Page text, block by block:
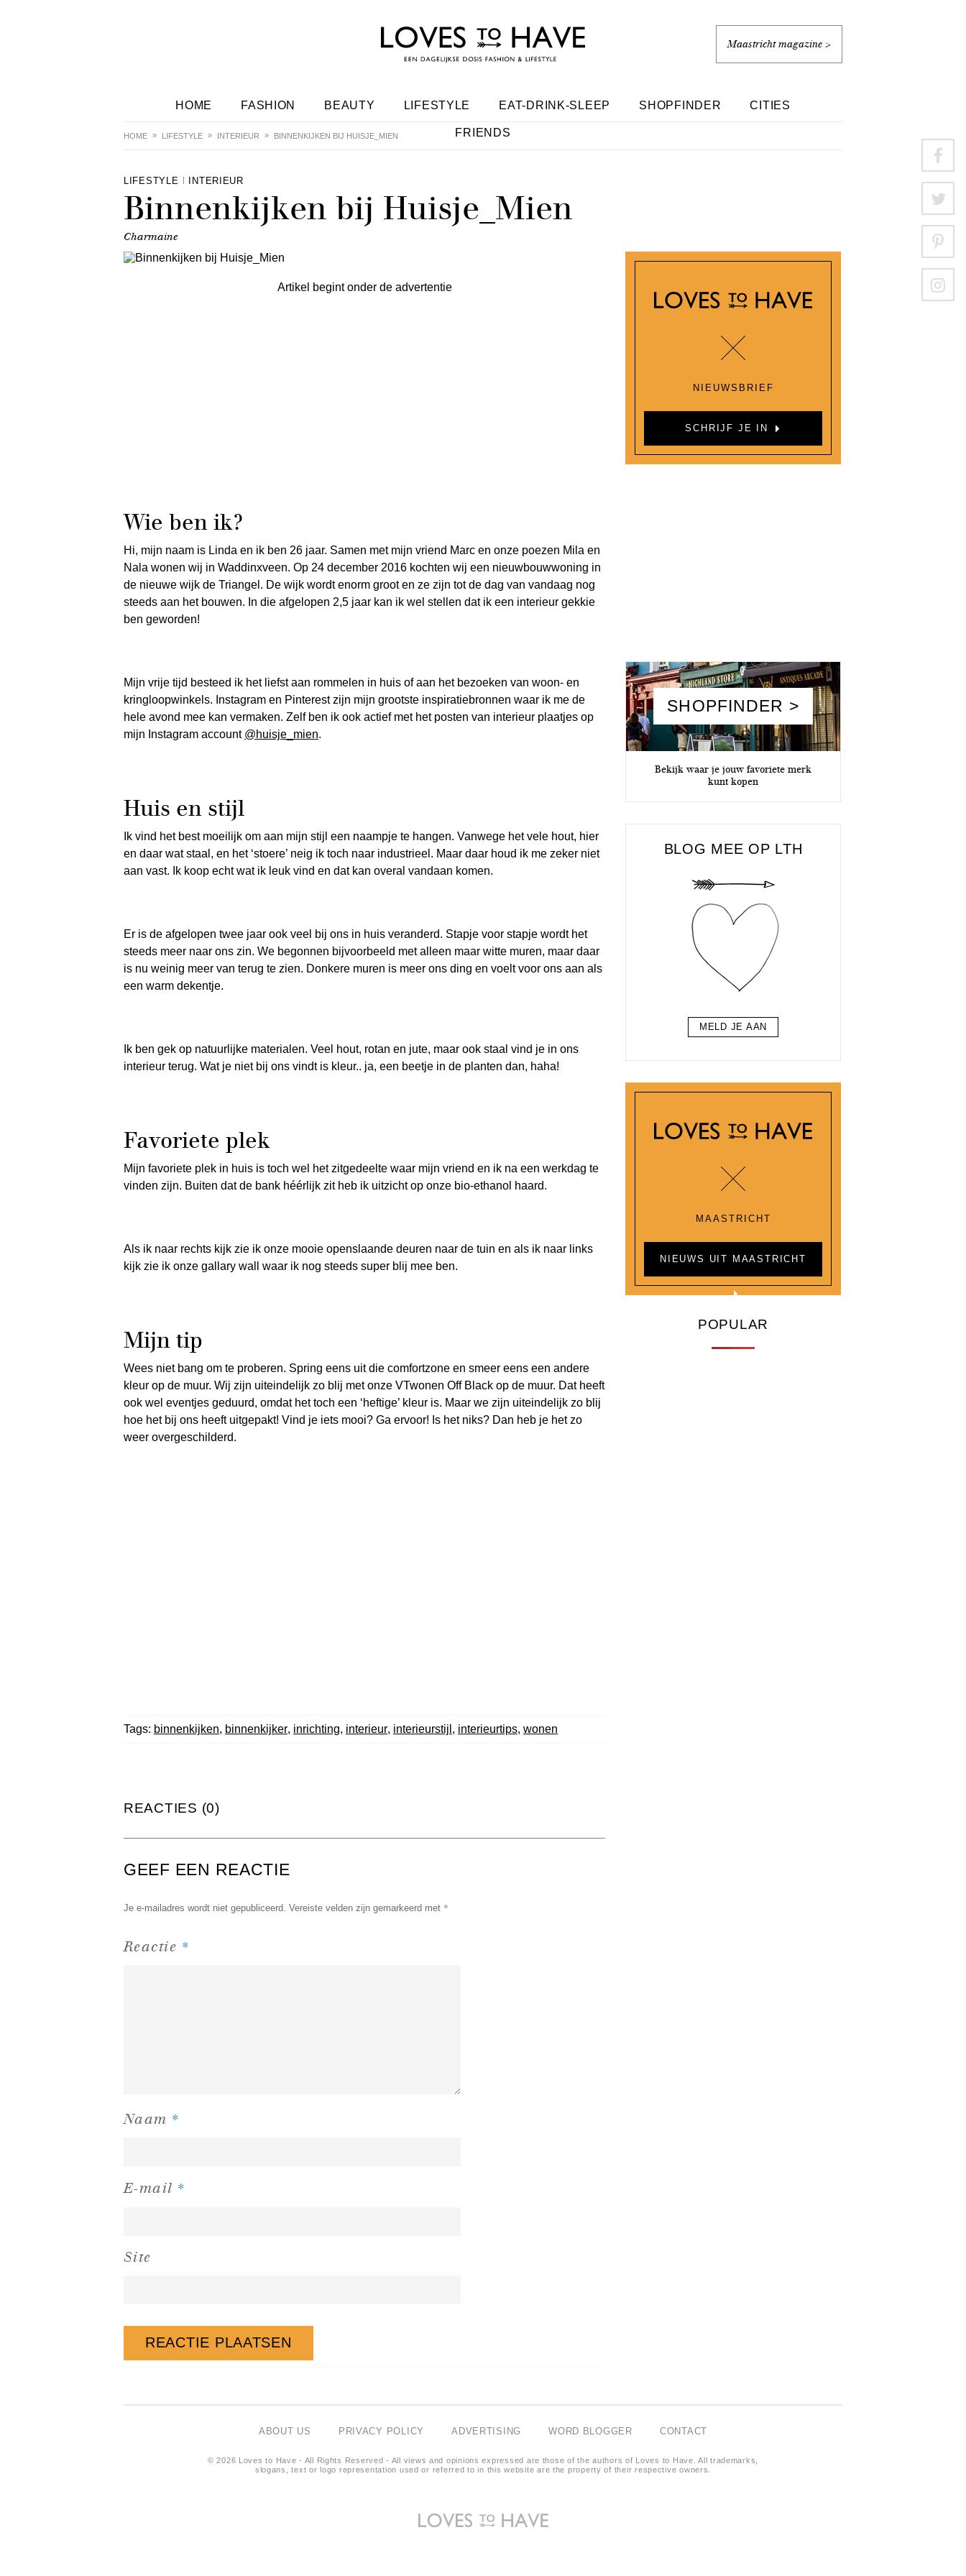
Maastricht magazine >
HOME FASHION BEAUTY LIFESTYLE EAT-DRINK-SLEEP SHOPFINDER CITIES
FRIENDS
HOME LIFESTYLE INTERIEUR BINNENKIJKEN BIJ HUISJE_MIEN
LIFESTYLE INTERIEUR
Binnenkijken bij Huisje_Mien
Charmaine
Artikel begint onder de advertentie
Wie ben ik?
Hi, mijn naam is Linda en ik ben 26 jaar. Samen met mijn vriend Marc en onze poezen Mila en
Nala wonen wij in Waddinxveen. Op 24 december 2016 kochten wij een nieuwbouwwoning in
de nieuwe wijk de Triangel. De wijk wordt enorm groot en ze zijn tot de dag van vandaag nog
steeds aan het bouwen. In die afgelopen 2,5 jaar kan ik wel stellen dat ik een interieur gekkie
ben geworden!
Mijn vrije tijd besteed ik het liefst aan rommelen in huis of aan het bezoeken van woon- en
kringloopwinkels. Instagram en Pinterest zijn mijn grootste inspiratiebronnen waar ik me de
hele avond mee kan vermaken. Zelf ben ik ook actief met het posten van interieur plaatjes op
mijn Instagram account @huisje_mien.
Huis en stijl
Ik vind het best moeilijk om aan mijn stijl een naampje te hangen. Vanwege het vele hout, hier
en daar wat staal, en het ‘stoere’ neig ik toch naar industrieel. Maar daar houd ik me zeker niet
aan vast. Ik koop echt wat ik leuk vind en dat kan overal vandaan komen.
Er is de afgelopen twee jaar ook veel bij ons in huis veranderd. Stapje voor stapje wordt het
steeds meer naar ons zin. We begonnen bijvoorbeeld met alleen maar witte muren, maar daar
is nu weinig meer van terug te zien. Donkere muren is meer ons ding en voelt voor ons aan als
een warm dekentje.
Ik ben gek op natuurlijke materialen. Veel hout, rotan en jute, maar ook staal vind je in ons
interieur terug. Wat je niet bij ons vindt is kleur.. ja, een beetje in de planten dan, haha!
Favoriete plek
Mijn favoriete plek in huis is toch wel het zitgedeelte waar mijn vriend en ik na een werkdag te
vinden zijn. Buiten dat de bank héérlijk zit heb ik uitzicht op onze bio-ethanol haard.
Als ik naar rechts kijk zie ik onze mooie openslaande deuren naar de tuin en als ik naar links
kijk zie ik onze gallary wall waar ik nog steeds super blij mee ben.
Mijn tip
Wees niet bang om te proberen. Spring eens uit die comfortzone en smeer eens een andere
kleur op de muur. Wij zijn uiteindelijk zo blij met onze VTwonen Off Black op de muur. Dat heeft
ook wel eventjes geduurd, omdat het toch een ‘heftige’ kleur is. Maar we zijn uiteindelijk zo blij
hoe het bij ons heeft uitgepakt! Vind je iets mooi? Ga ervoor! Is het niks? Dan heb je het zo
weer overgeschilderd.
Tags: binnenkijken, binnenkijker, inrichting, interieur, interieurstijl , interieurtips, wonen
REACTIES (0)
GEEF EEN REACTIE
Je e-mailadres wordt niet gepubliceerd. Vereiste velden zijn gemarkeerd met *
Reactie *
Naam *
E-mail *
Site
NIEUWSBRIEF
SCHRIJF JE IN
SHOPFINDER >
Bekijk waar je jouw favoriete merk
kunt kopen
BLOG MEE OP LTH
MELD JE AAN
MAASTRICHT
NIEUWS UIT MAASTRICHT
POPULAR
ABOUT US PRIVACY POLICY ADVERTISING WORD BLOGGER CONTACT
© 2026 Loves to Have - All Rights Reserved - All views and opinions expressed are those of the authors of Loves to Have. All trademarks,
slogans, text or logo representation used or referred to in this website are the property of their respective owners.